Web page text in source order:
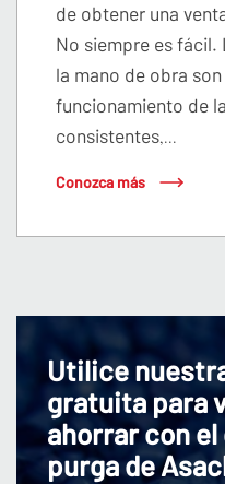
de obtener una
No siempre es fácil.
la mano de obra
funcionamiento de
consistentes,...
Conozca más
Utilice
gratuita para
ahorrar con
purga de